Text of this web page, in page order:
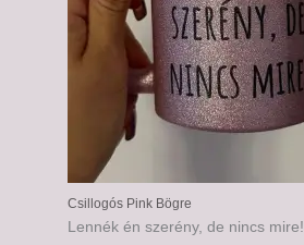
Csillogós Pink Bögre
Lennék én szerény, de nincs mire!